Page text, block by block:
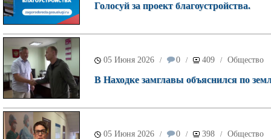
Голосуй за проект благоустройства.
05 Июня 2026 / 0 / 409 / Общество
В Находке замглавы объяснился по
05 Июня 2026 / 0 / 398 / Общество